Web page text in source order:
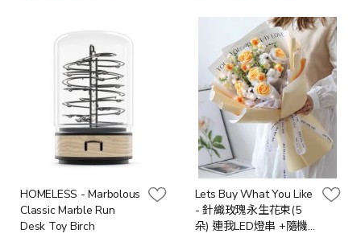
格
HOMELESS - Marbolous
Classic Marble Run
Desk Toy Birch
Lets Buy What You Like
- 針織玫瑰永生花束(5
朵) 連我LED燈串 +隨機